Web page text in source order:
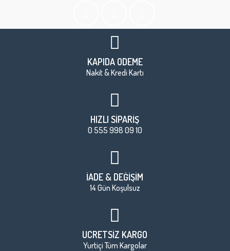
KAPIDA ÖDEME
Nakit & Kredi Kartı
HIZLI SİPARİŞ
0 555 998 09 10
İADE & DEĞİŞİM
14 Gün Koşulsuz
ÜCRETSİZ KARGO
Yurtiçi Tüm Kargolar